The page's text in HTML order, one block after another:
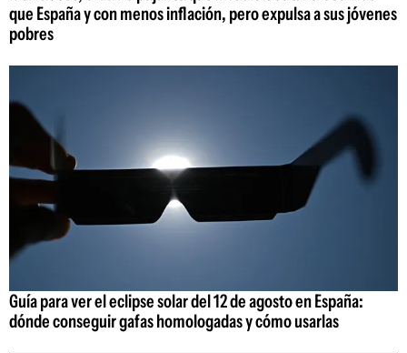
que España y con menos inflación, pero expulsa a sus jóvenes
pobres
Guía para ver el eclipse solar del 12 de agosto en España:
dónde conseguir gafas homologadas y cómo usarlas